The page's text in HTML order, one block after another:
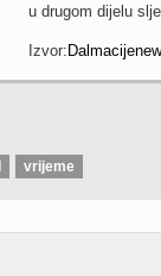
u drugom dijelu
Izvor:
vrijeme